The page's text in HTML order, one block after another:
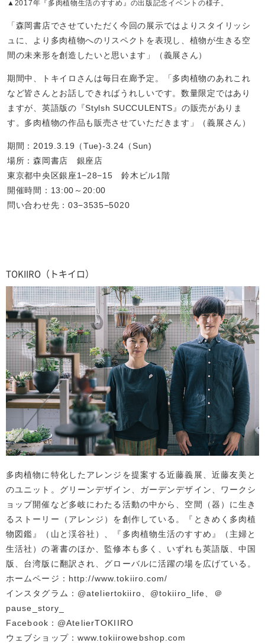
▲2017年『多肉植物生活のすすめ』の出版記念イベントの様子。
「森岡書店でさせていただく今回の展示ではよりスタイリッシ
ュに、より多肉植物へのリスペクトを表現し、植物が生きる空
間の未来形を創造したいと思います」（義展さん）
期間中、トキイロさんは毎日在廊予定。「多肉植物のあれこれ
など皆さんとお話しできればうれしいです。数量限定ではあり
ますが、英語版の『Stylsh SUCCULENTS』の販売がありま
す。多肉植物の作品も販売させていただきます」（義展さん）
期間：2019.3.19（Tue)-3.24（Sun)
場所：森岡書店 銀座店
東京都中央区銀座1−28−15 鈴木ビル1階
開催時間：13:00～20:00
問い合わせ先：03−3535−5020
TOKIIRO（トキイロ）
多肉植物に特化したアレンジを提案する近藤義展、近藤友美と
のユニット。グリーンデザイン、ガーデンデザイン、ワークシ
ョップ開催など多岐にわたる活動の中から、空間（器）に生き
るストーリー（アレンジ）を創作している。『ときめく多肉植
物図鑑』（山と渓谷社）、『多肉植物生活のすすめ』（主婦と
生活社）の著書のほか、監修本も多く、いずれも英語版、中国
版、台湾版に翻訳され、グローバルに活躍の場を広げている。
ホームページ：http://www.tokiiro.com/
インスタグラム：@ateliertokiiro、@tokiiro_life、＠
pause_story_
Facebook：@AtelierTOKIIRO
ウェブショップ：www.tokiirowebshop.com